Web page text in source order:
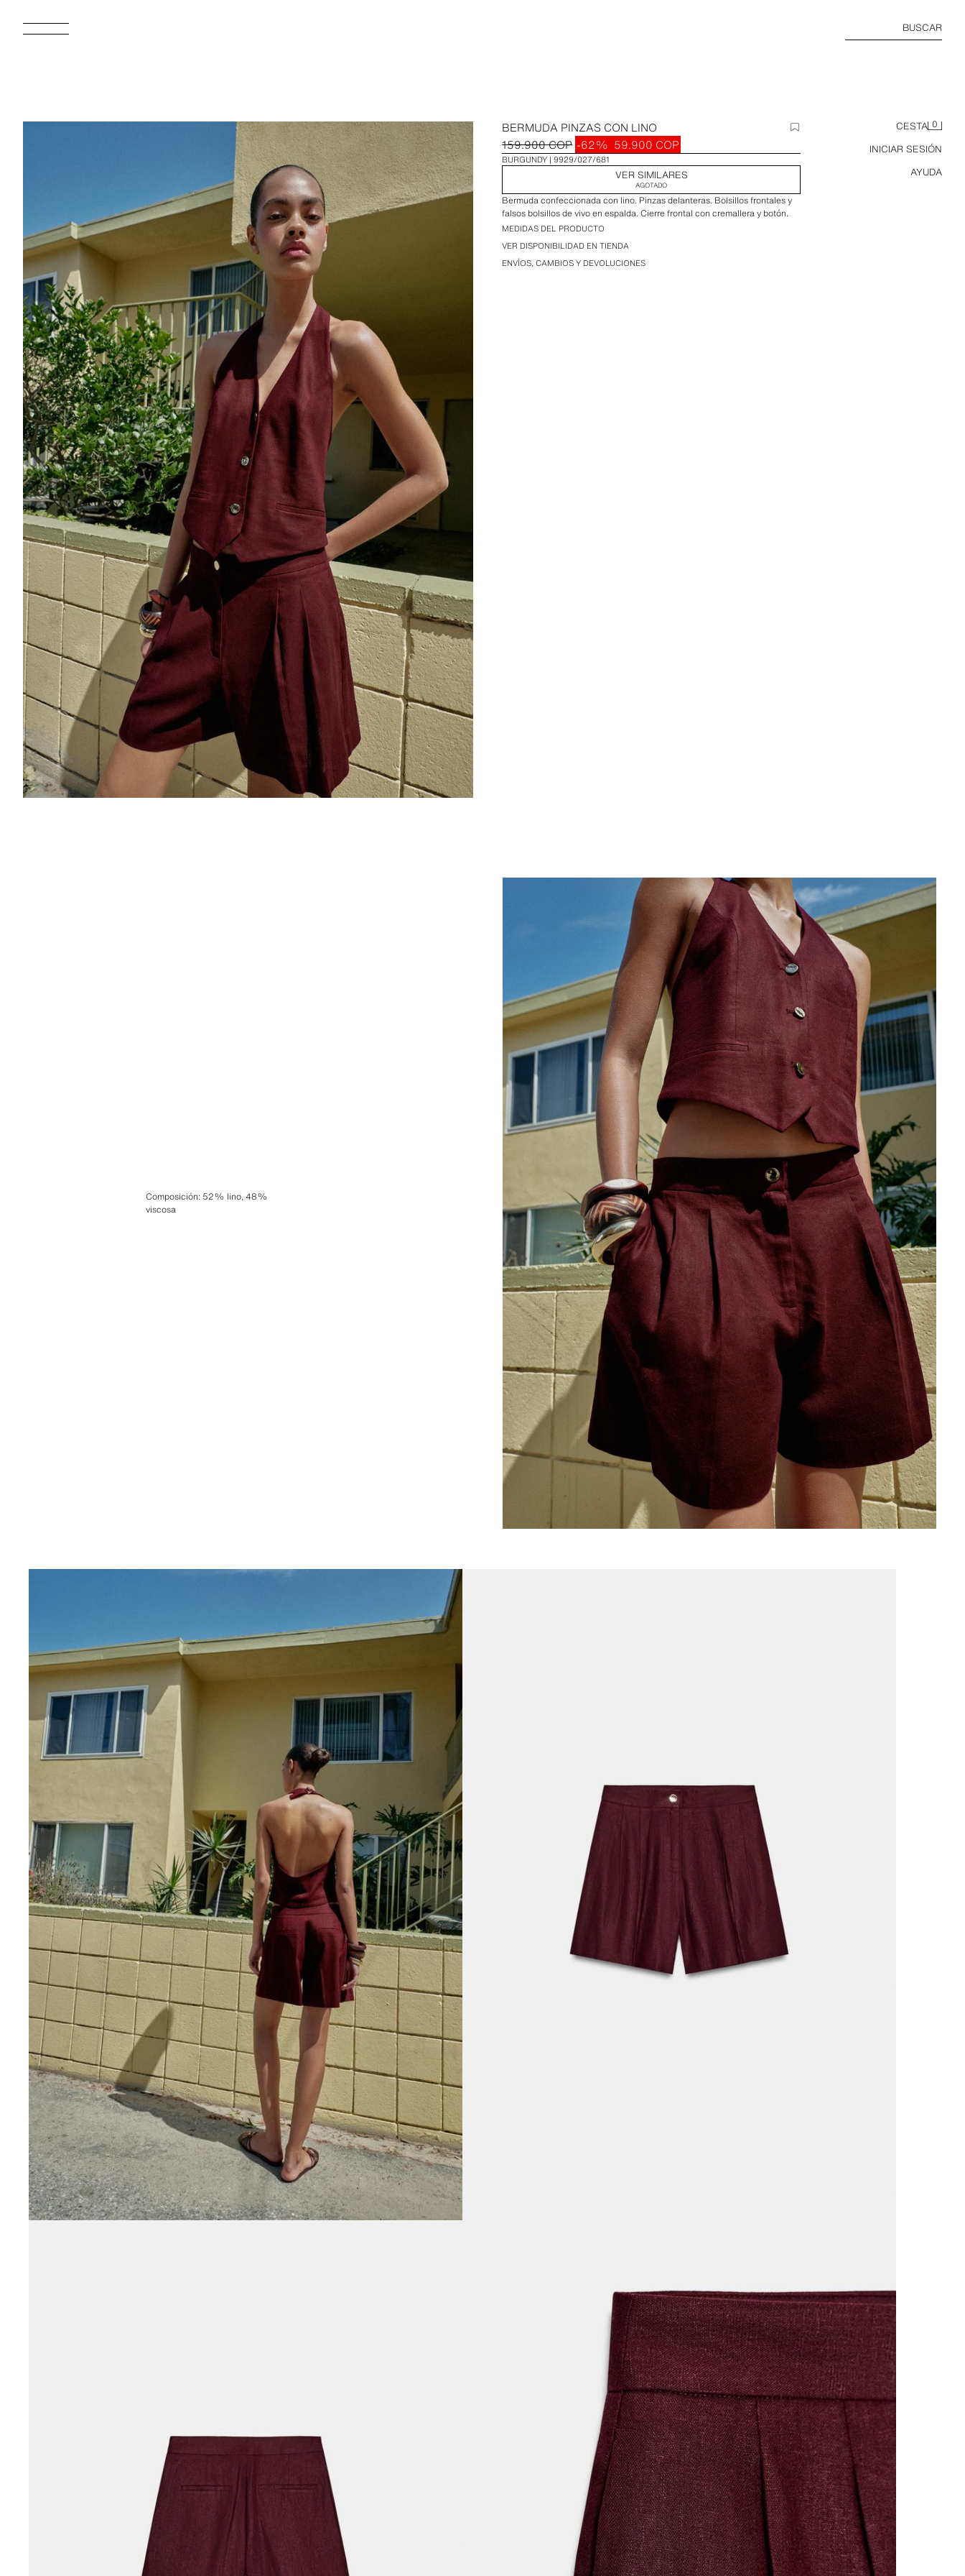
BUSCAR
CESTA 0
INICIAR SESIÓN
AYUDA
BERMUDA PINZAS CON LINO
159.900 COP -62% 59.900 COP
BURGUNDY 9929/027/681
VER SIMILARES
AGOTADO
Bermuda confeccionada con lino. Pinzas delanteras. Bolsillos frontales y
falsos bolsillos de vivo en espalda. Cierre frontal con cremallera y botón.
MEDIDAS DEL PRODUCTO
VER DISPONIBILIDAD EN TIENDA
ENVÍOS, CAMBIOS Y DEVOLUCIONES
Composición: 52% lino, 48%
viscosa